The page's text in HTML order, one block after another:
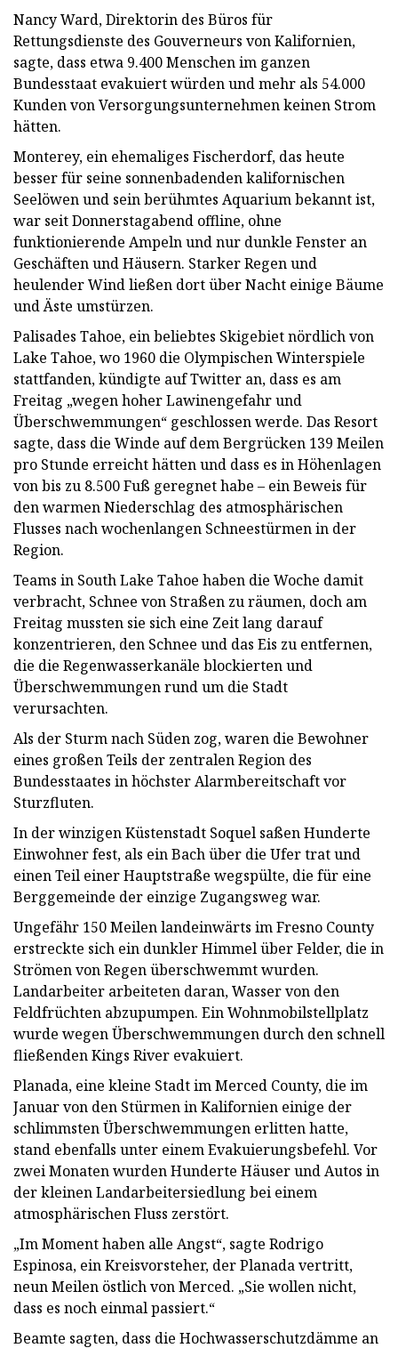
Nancy Ward, Direktorin des Büros für
Rettungsdienste des Gouverneurs von Kalifornien,
sagte, dass etwa 9.400 Menschen im ganzen
Bundesstaat evakuiert würden und mehr als 54.000
Kunden von Versorgungsunternehmen keinen Strom
hätten.
Monterey, ein ehemaliges Fischerdorf, das heute
besser für seine sonnenbadenden kalifornischen
Seelöwen und sein berühmtes Aquarium bekannt ist,
war seit Donnerstagabend offline, ohne
funktionierende Ampeln und nur dunkle Fenster an
Geschäften und Häusern. Starker Regen und
heulender Wind ließen dort über Nacht einige Bäume
und Äste umstürzen.
Palisades Tahoe, ein beliebtes Skigebiet nördlich von
Lake Tahoe, wo 1960 die Olympischen Winterspiele
stattfanden, kündigte auf Twitter an, dass es am
Freitag „wegen hoher Lawinengefahr und
Überschwemmungen“ geschlossen werde. Das Resort
sagte, dass die Winde auf dem Bergrücken 139 Meilen
pro Stunde erreicht hätten und dass es in Höhenlagen
von bis zu 8.500 Fuß geregnet habe – ein Beweis für
den warmen Niederschlag des atmosphärischen
Flusses nach wochenlangen Schneestürmen in der
Region.
Teams in South Lake Tahoe haben die Woche damit
verbracht, Schnee von Straßen zu räumen, doch am
Freitag mussten sie sich eine Zeit lang darauf
konzentrieren, den Schnee und das Eis zu entfernen,
die die Regenwasserkanäle blockierten und
Überschwemmungen rund um die Stadt
verursachten.
Als der Sturm nach Süden zog, waren die Bewohner
eines großen Teils der zentralen Region des
Bundesstaates in höchster Alarmbereitschaft vor
Sturzfluten.
In der winzigen Küstenstadt Soquel saßen Hunderte
Einwohner fest, als ein Bach über die Ufer trat und
einen Teil einer Hauptstraße wegspülte, die für eine
Berggemeinde der einzige Zugangsweg war.
Ungefähr 150 Meilen landeinwärts im Fresno County
erstreckte sich ein dunkler Himmel über Felder, die in
Strömen von Regen überschwemmt wurden.
Landarbeiter arbeiteten daran, Wasser von den
Feldfrüchten abzupumpen. Ein Wohnmobilstellplatz
wurde wegen Überschwemmungen durch den schnell
fließenden Kings River evakuiert.
Planada, eine kleine Stadt im Merced County, die im
Januar von den Stürmen in Kalifornien einige der
schlimmsten Überschwemmungen erlitten hatte,
stand ebenfalls unter einem Evakuierungsbefehl. Vor
zwei Monaten wurden Hunderte Häuser und Autos in
der kleinen Landarbeitersiedlung bei einem
atmosphärischen Fluss zerstört.
„Im Moment haben alle Angst“, sagte Rodrigo
Espinosa, ein Kreisvorsteher, der Planada vertritt,
neun Meilen östlich von Merced. „Sie wollen nicht,
dass es noch einmal passiert.“
Beamte sagten, dass die Hochwasserschutzdämme an